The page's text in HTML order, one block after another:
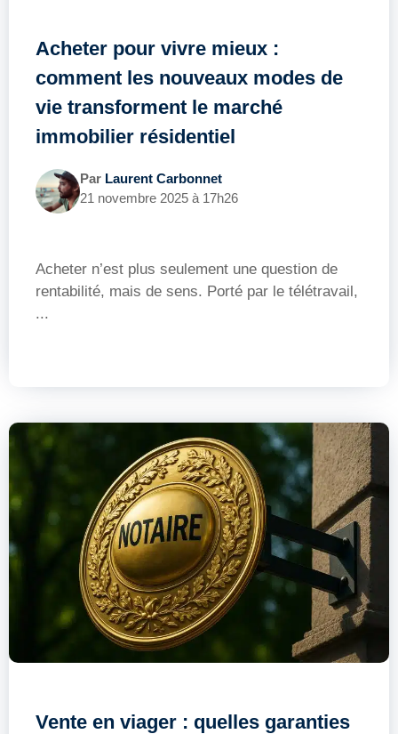
Acheter pour vivre mieux :
comment les nouveaux modes de
vie transforment le marché
immobilier résidentiel
Par Laurent Carbonnet
21 novembre 2025 à 17h26
Acheter n’est plus seulement une question de
rentabilité, mais de sens. Porté par le télétravail,
...
Vente en viager : quelles garanties